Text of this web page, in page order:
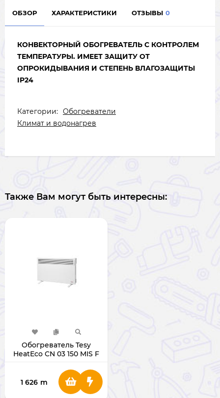
ОБЗОР ХАРАКТЕРИСТИКИ ОТЗЫВЫ 0
КОНВЕКТОРНЫЙ ОБОГРЕВАТЕЛЬ С КОНТРОЛЕМ
ТЕМПЕРАТУРЫ. ИМЕЕТ ЗАЩИТУ ОТ
ОПРОКИДЫВАНИЯ И СТЕПЕНЬ ВЛАГОЗАЩИТЫ
IP24
Категории: Обогреватели
Климат и водонагрев
Также Вам могут быть интересны:
Обогреватель Tesy
HeatЕco CN 03 150 MIS F
1 626 m